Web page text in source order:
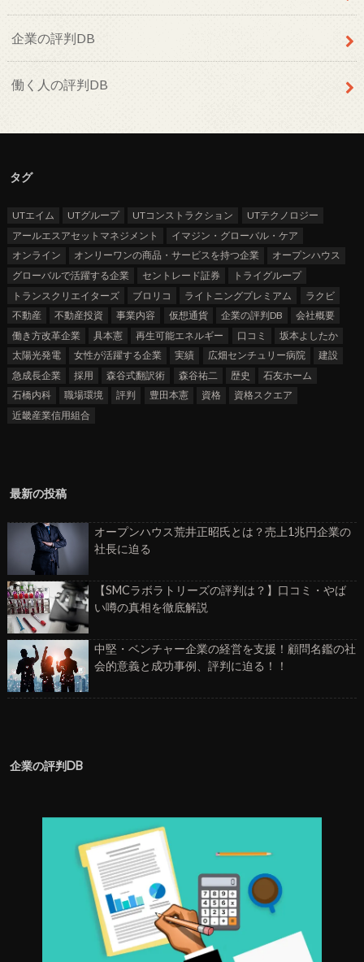
企業の評判DB
働く人の評判DB
タグ
UTエイム UTグループ UTコンストラクション
UTテクノロジー
アールエスアセットマネジメント
イマジン・グローバル・ケア
オンライン
オンリーワンの商品・サービスを持つ企業
オープンハウス
グローバルで活躍する企業
セントレード証券
トライグループ
トランスクリエイターズ
ブロリコ ライトニングプレミアム
ラクビ
不動産
不動産投資 事業内容 仮想通貨 企業の評判DB
会社概要
働き方改革企業
具本憲 再生可能エネルギー 口コミ
坂本よしたか
太陽光発電
女性が活躍する企業 実績 広畑センチュリー病院
建設
急成長企業
採用 森谷式翻訳術 森谷祐二 歴史
石友ホーム
石橋内科
職場環境 評判 豊田本憲 資格
資格スクエア
近畿産業信用組合
最新の投稿
オープンハウス荒井正昭氏とは？売上1兆円企業の
社長に迫る
【SMCラボラトリーズの評判は？】口コミ・やば
い噂の真相を徹底解説
中堅・ベンチャー企業の経営を支援！顧問名鑑の社
会的意義と成功事例、評判に迫る！！
企業の評判DB